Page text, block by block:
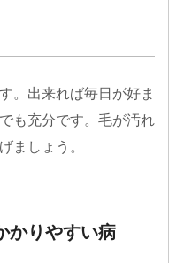
。出来れば毎日が好ま
も充分です。毛が汚れ
ましょう。
かりやすい病